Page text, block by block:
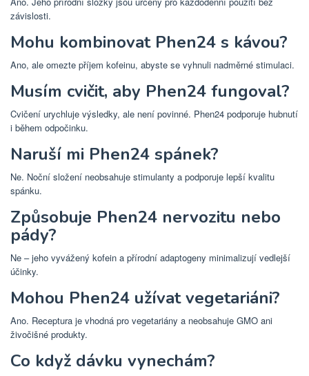
závislosti.
Mohu kombinovat Phen24 s kávou?
Ano, ale omezte příjem kofeinu, abyste se vyhnuli nadměrné stimulaci.
Musím cvičit, aby Phen24 fungoval?
Cvičení urychluje výsledky, ale není povinné. Phen24 podporuje hubnutí
i během odpočinku.
Naruší mi Phen24 spánek?
Ne. Noční složení neobsahuje stimulanty a podporuje lepší kvalitu
spánku.
Způsobuje Phen24 nervozitu nebo
pády?
Ne – jeho vyvážený kofein a přírodní adaptogeny minimalizují vedlejší
účinky.
Mohou Phen24 užívat vegetariáni?
Ano. Receptura je vhodná pro vegetariány a neobsahuje GMO ani
živočišné produkty.
Co když dávku vynechám?